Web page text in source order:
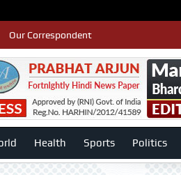
Our Correspondent
Health Sports Politics